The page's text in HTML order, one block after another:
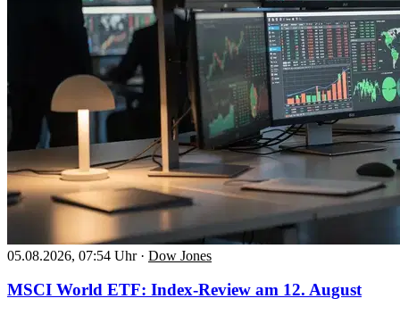
05.08.2026, 07:54 Uhr · Dow Jones
MSCI World ETF: Index-Review am 12. August